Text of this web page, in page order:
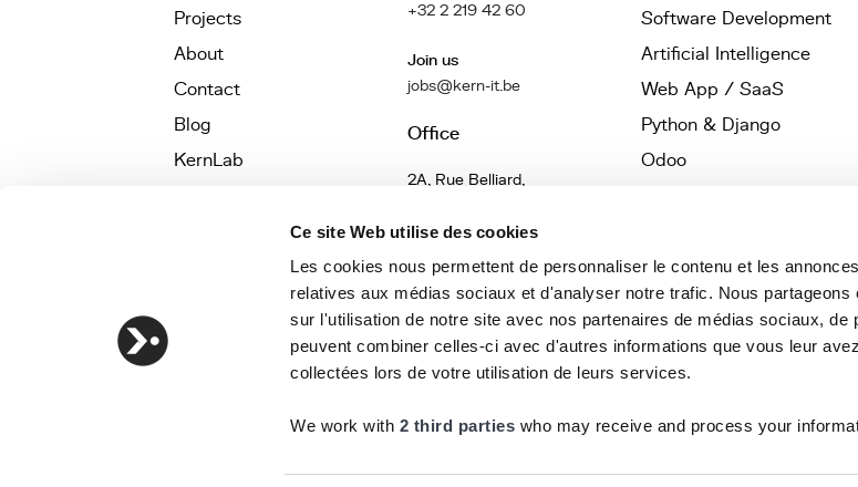
Ce site Web utilise des cookies
Les cookies nous permettent de personnaliser le contenu et les
relatives aux médias sociaux et d'analyser notre trafic. Nous partageons
sur l'utilisation de notre site avec nos partenaires de médias sociaux, de
peuvent combiner celles-ci avec d'autres informations que vous leur
collectées lors de votre utilisation de leurs services.
We work with 2 third parties who may receive and process your
Projects
About
Contact
Blog
KernLab
+32 2 219 42 60
Join us
jobs@kern-it.be
Office
2A, Rue Belliard,
Belgique
Software Development
Artificial Intelligence
Web App / SaaS
Python & Django
Odoo
Website